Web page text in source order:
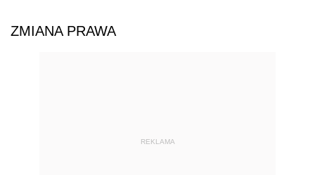
ZMIANA PRAWA
REKLAMA